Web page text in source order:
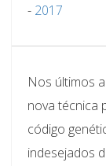
- 2017
Nos últimos
nova técnica
código
indesejados